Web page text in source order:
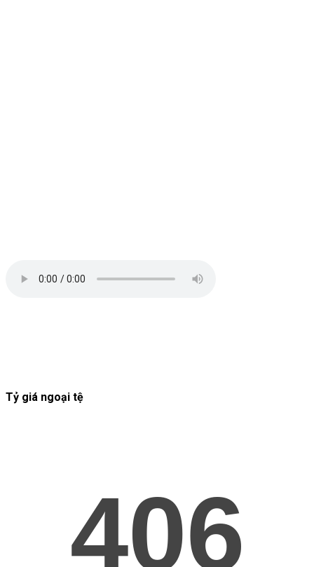
Tỷ giá ngoại tệ